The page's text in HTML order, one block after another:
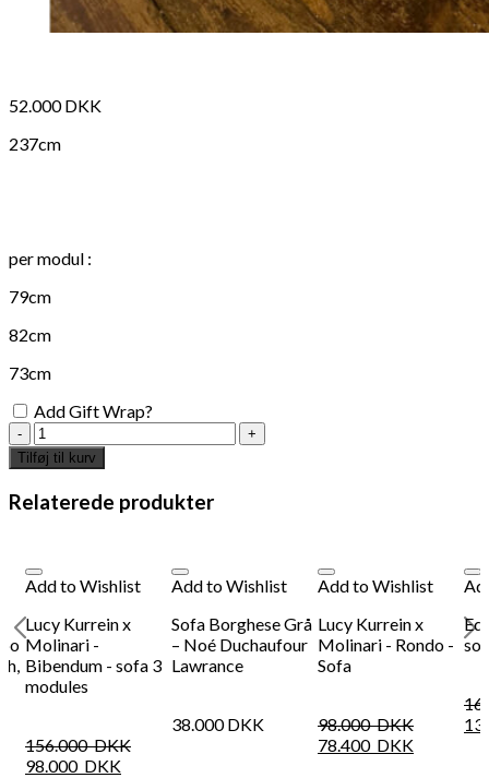
52.000DKK
237cm
per modul :
79cm
82cm
73cm
Add Gift Wrap?
Lucy
Kurrein
x
Molinari
Sofa,
antal
Tilføj til kurv
Relaterede produkter
Add to Wishlist
Lucy Kurrein x
Molinari -
Bibendum - sofa 3
modules
156.000DKK
98.000 DKK
Add to Wishlist
Sofa Borghese Grå
– Noé Duchaufour
Lawrance
38.000DKK
Add to Wishlist
Lucy Kurrein x
Molinari - Rondo -
Sofa
98.000DKK
78.400 DKK